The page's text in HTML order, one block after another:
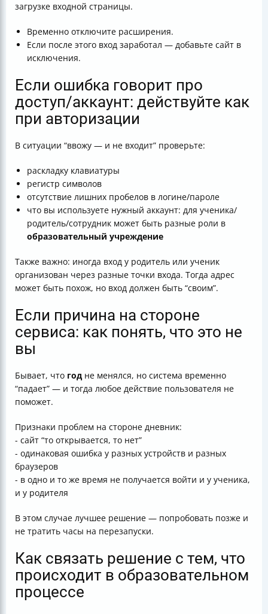
загрузке входной страницы.
Временно отключите расширения.
Если после этого вход заработал — добавьте сайт в
исключения.
Если ошибка говорит про
доступ/аккаунт: действуйте как
при авторизации
В ситуации “ввожу — и не входит” проверьте:
раскладку клавиатуры
регистр символов
отсутствие лишних пробелов в логине/пароле
что вы используете нужный аккаунт: для ученика/
родитель/сотрудник может быть разные роли в
образовательный учреждение
Также важно: иногда вход у родитель или ученик
организован через разные точки входа. Тогда адрес
может быть похож, но вход должен быть “своим”.
Если причина на стороне
сервиса: как понять, что это не
вы
Бывает, что год не менялся, но система временно
“падает” — и тогда любое действие пользователя не
поможет.
Признаки проблем на стороне дневник:
- сайт “то открывается, то нет”
- одинаковая ошибка у разных устройств и разных
браузеров
- в одно и то же время не получается войти и у ученика,
и у родителя
В этом случае лучшее решение — попробовать позже и
не тратить часы на перезапуски.
Как связать решение с тем, что
происходит в образовательном
процессе